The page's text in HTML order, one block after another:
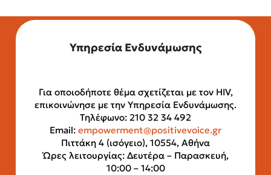
Υπηρεσία Ενδυνάμωσης
Για οποιοδήποτε θέμα σχετίζεται με τον HIV,
επικοινώνησε με την Υπηρεσία Ενδυνάμωσης.
Τηλέφωνο: 210 32 34 492
Email: empowerment@positivevoice.gr
Πιττάκη 4 (ισόγειο), 10554, Αθήνα
Ώρες λειτουργίας: Δευτέρα – Παρασκευή,
10:00 – 14:00